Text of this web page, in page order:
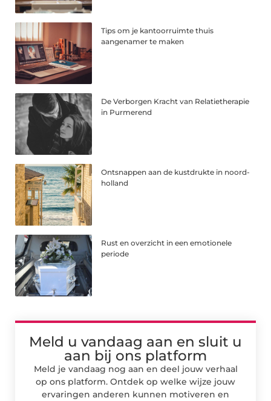
Tips om je kantoorruimte thuis
aangenamer te maken
De Verborgen Kracht van Relatietherapie
in Purmerend
Ontsnappen aan de kustdrukte in noord-
holland
Rust en overzicht in een emotionele
periode
Meld u vandaag aan en sluit u
aan bij ons platform
Meld je vandaag nog aan en deel jouw verhaal
op ons platform. Ontdek op welke wijze jouw
ervaringen anderen kunnen motiveren en